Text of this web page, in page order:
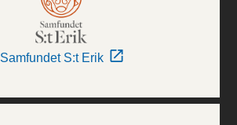
Samfundet S:t Erik